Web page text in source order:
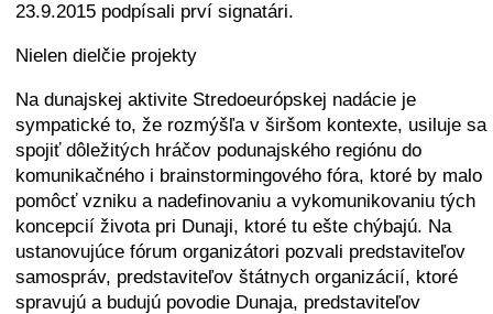
23.9.2015 podpísali prví signatári.
Nielen dielčie projekty
Na dunajskej aktivite Stredoeurópskej nadácie je
sympatické to, že rozmýšľa v širšom kontexte, usiluje sa
spojiť dôležitých hráčov podunajského regiónu do
komunikačného i brainstormingového fóra, ktoré by malo
pomôcť vzniku a nadefinovaniu a vykomunikovaniu tých
koncepcií života pri Dunaji, ktoré tu ešte chýbajú. Na
ustanovujúce fórum organizátori pozvali predstaviteľov
samospráv, predstaviteľov štátnych organizácií, ktoré
spravujú a budujú povodie Dunaja, predstaviteľov